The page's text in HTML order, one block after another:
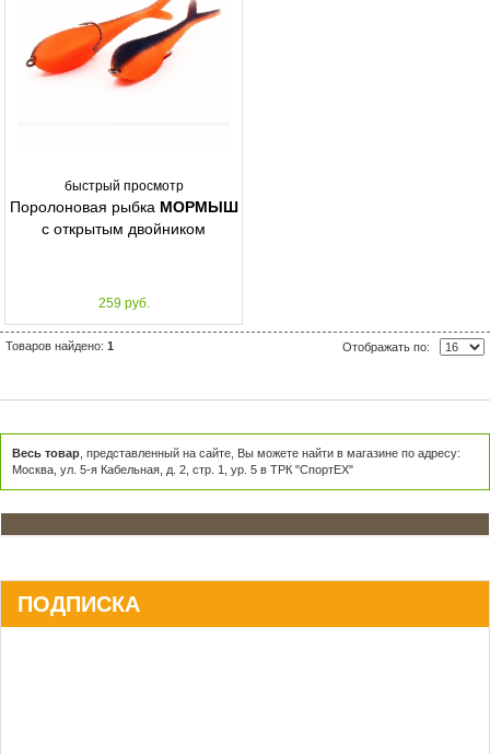
быстрый просмотр
Поролоновая рыбка МОРМЫШ
с открытым двойником
259 руб.
Товаров найдено: 1 Отображать по:
Весь товар , представленный на сайте, Вы можете найти в магазине по адресу:
Москва, ул. 5-я Кабельная, д. 2, стр. 1, ур. 5 в ТРК "СпортЕХ"
ПОДПИСКА